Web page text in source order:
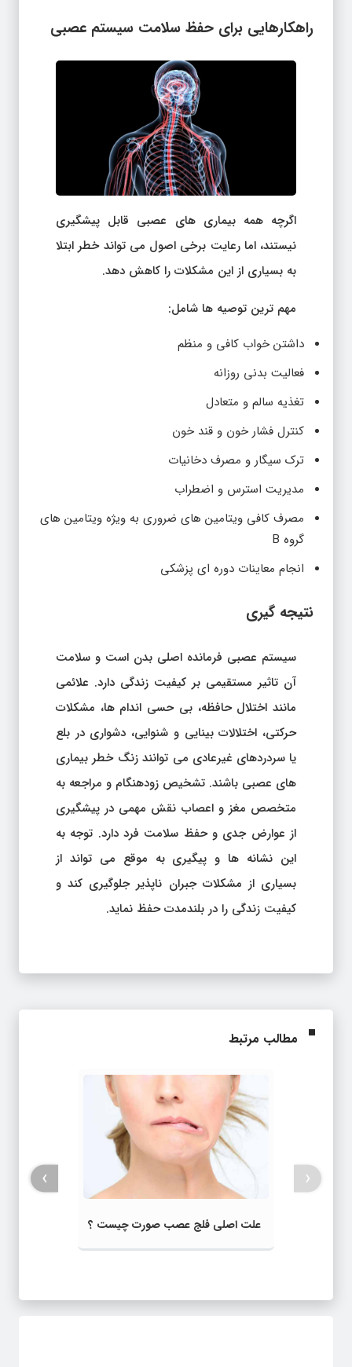
راهکارهایی برای حفظ سلامت سیستم عصبی
اگرچه همه بیماری های عصبی قابل پیشگیری
نیستند، اما رعایت برخی اصول می تواند خطر ابتلا
به بسیاری از این مشکلات را کاهش دهد.
مهم ترین توصیه ها شامل:
داشتن خواب کافی و منظم
فعالیت بدنی روزانه
تغذیه سالم و متعادل
کنترل فشار خون و قند خون
ترک سیگار و مصرف دخانیات
مدیریت استرس و اضطراب
مصرف کافی ویتامین های ضروری به ویژه ویتامین های
گروه B
انجام معاینات دوره ای پزشکی
نتیجه گیری
سیستم عصبی فرمانده اصلی بدن است و سلامت
آن تاثیر مستقیمی بر کیفیت زندگی دارد. علائمی
مانند اختلال حافظه، بی حسی اندام ها، مشکلات
حرکتی، اختلالات بینایی و شنوایی، دشواری در بلع
یا سردردهای غیرعادی می توانند زنگ خطر بیماری
های عصبی باشند. تشخیص زودهنگام و مراجعه به
متخصص مغز و اعصاب نقش مهمی در پیشگیری
از عوارض جدی و حفظ سلامت فرد دارد. توجه به
این نشانه ها و پیگیری به موقع می تواند از
بسیاری از مشکلات جبران ناپذیر جلوگیری کند و
کیفیت زندگی را در بلندمدت حفظ نماید.
مطالب مرتبط
علت اصلی فلج عصب صورت چیست ؟
‹
›